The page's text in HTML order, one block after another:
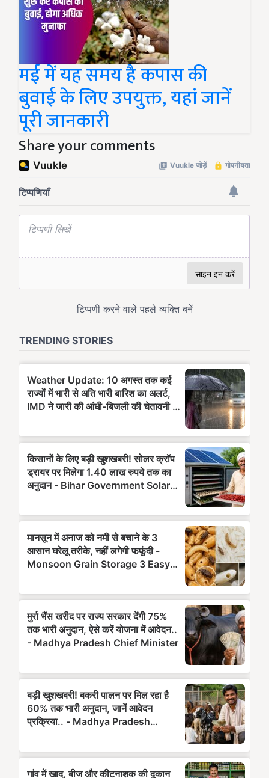
मई में यह समय है कपास की
बुवाई के लिए उपयुक्त, यहां जानें
पूरी जानकारी
Share your comments